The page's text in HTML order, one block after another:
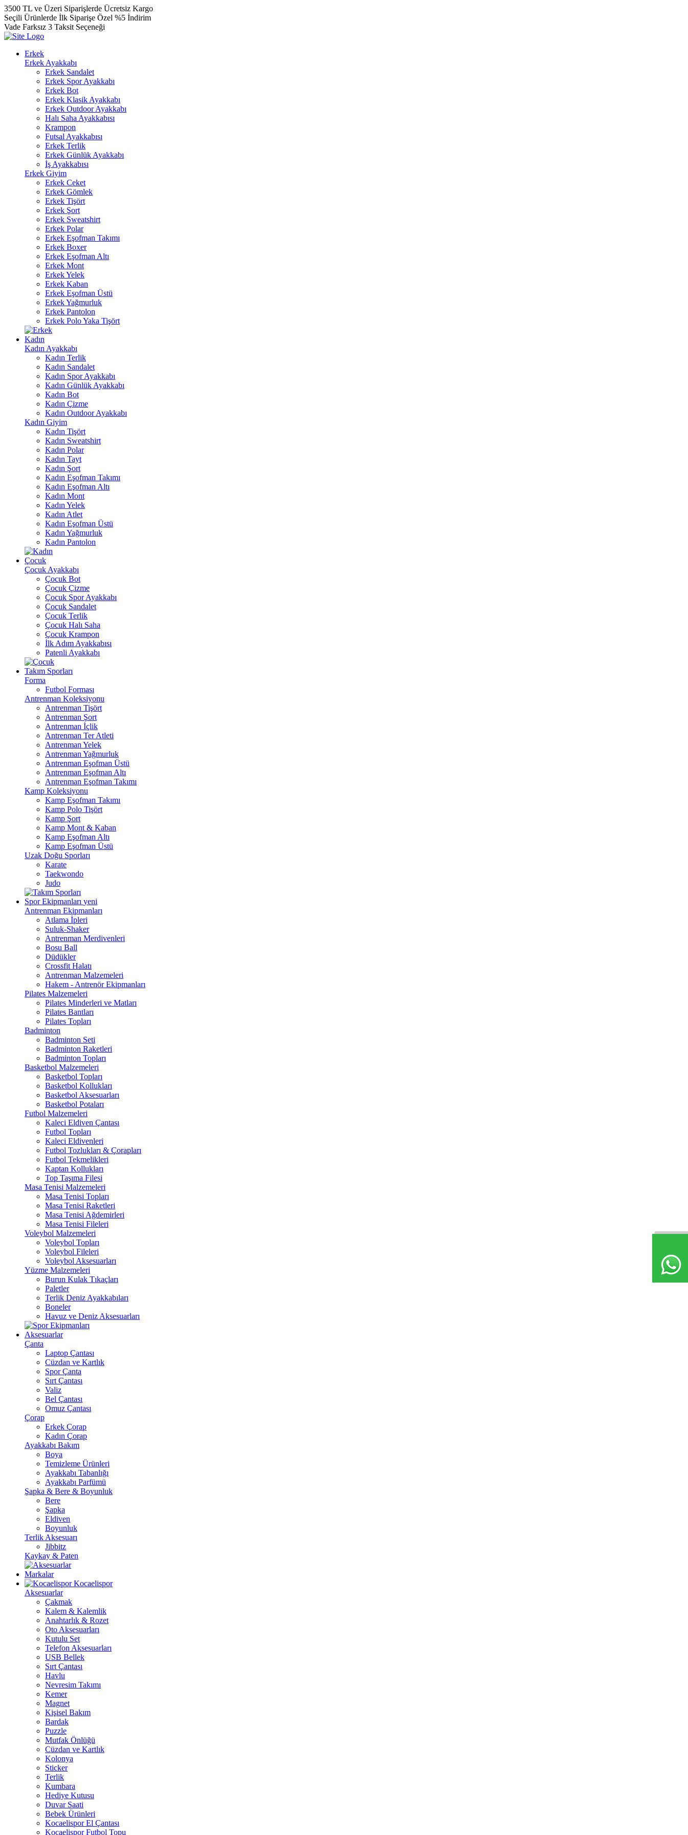
3500 TL ve Üzeri Siparişlerde Ücretsiz Kargo
Seçili Ürünlerde İlk Siparişe Özel %5 İndirim
Vade Farksız 3 Taksit Seçeneği
Erkek
Erkek Ayakkabı
Erkek Sandalet
Erkek Spor Ayakkabı
Erkek Bot
Erkek Klasik Ayakkabı
Erkek Outdoor Ayakkabı
Halı Saha Ayakkabısı
Krampon
Futsal Ayakkabısı
Erkek Terlik
Erkek Günlük Ayakkabı
İş Ayakkabısı
Erkek Giyim
Erkek Ceket
Erkek Gömlek
Erkek Tişört
Erkek Şort
Erkek Sweatshirt
Erkek Polar
Erkek Eşofman Takımı
Erkek Boxer
Erkek Eşofman Altı
Erkek Mont
Erkek Yelek
Erkek Kaban
Erkek Eşofman Üstü
Erkek Yağmurluk
Erkek Pantolon
Erkek Polo Yaka Tişört
Kadın
Kadın Ayakkabı
Kadın Terlik
Kadın Sandalet
Kadın Spor Ayakkabı
Kadın Günlük Ayakkabı
Kadın Bot
Kadın Çizme
Kadın Outdoor Ayakkabı
Kadın Giyim
Kadın Tişört
Kadın Sweatshirt
Kadın Polar
Kadın Tayt
Kadın Şort
Kadın Eşofman Takımı
Kadın Eşofman Altı
Kadın Mont
Kadın Yelek
Kadın Atlet
Kadın Eşofman Üstü
Kadın Yağmurluk
Kadın Pantolon
Çocuk
Çocuk Ayakkabı
Çocuk Bot
Çocuk Çizme
Çocuk Spor Ayakkabı
Çocuk Sandalet
Çocuk Terlik
Çocuk Halı Saha
Çocuk Krampon
İlk Adım Ayakkabısı
Patenli Ayakkabı
Takım Sporları
Forma
Futbol Forması
Antrenman Koleksiyonu
Antrenman Tişört
Antrenman Şort
Antrenman İçlik
Antrenman Ter Atleti
Antrenman Yelek
Antrenman Yağmurluk
Antrenman Eşofman Üstü
Antrenman Eşofman Altı
Antrenman Eşofman Takımı
Kamp Koleksiyonu
Kamp Eşofman Takımı
Kamp Polo Tişört
Kamp Şort
Kamp Mont & Kaban
Kamp Eşofman Altı
Kamp Eşofman Üstü
Uzak Doğu Sporları
Karate
Taekwondo
Judo
Spor Ekipmanları yeni
Antrenman Ekipmanları
Atlama İpleri
Suluk-Shaker
Antrenman Merdivenleri
Bosu Ball
Düdükler
Crossfit Halatı
Antrenman Malzemeleri
Hakem - Antrenör Ekipmanları
Pilates Malzemeleri
Pilates Minderleri ve Matları
Pilates Bantları
Pilates Topları
Badminton
Badminton Seti
Badminton Raketleri
Badminton Topları
Basketbol Malzemeleri
Basketbol Topları
Basketbol Kollukları
Basketbol Aksesuarları
Basketbol Potaları
Futbol Malzemeleri
Kaleci Eldiven Çantası
Futbol Topları
Kaleci Eldivenleri
Futbol Tozlukları & Çorapları
Futbol Tekmelikleri
Kaptan Kollukları
Top Taşıma Filesi
Masa Tenisi Malzemeleri
Masa Tenisi Topları
Masa Tenisi Raketleri
Masa Tenisi Ağdemirleri
Masa Tenisi Fileleri
Voleybol Malzemeleri
Voleybol Topları
Voleybol Fileleri
Voleybol Aksesuarları
Yüzme Malzemeleri
Burun Kulak Tıkaçları
Paletler
Terlik Deniz Ayakkabıları
Boneler
Havuz ve Deniz Aksesuarları
Aksesuarlar
Çanta
Laptop Çantası
Cüzdan ve Kartlık
Spor Çanta
Sırt Çantası
Valiz
Bel Çantası
Omuz Çantası
Çorap
Erkek Çorap
Kadın Çorap
Ayakkabı Bakım
Boya
Temizleme Ürünleri
Ayakkabı Tabanlığı
Ayakkabı Parfümü
Şapka & Bere & Boyunluk
Bere
Şapka
Eldiven
Boyunluk
Terlik Aksesuarı
Jibbitz
Kaykay & Paten
Markalar
Kocaelispor
Aksesuarlar
Çakmak
Kalem & Kalemlik
Anahtarlık & Rozet
Oto Aksesuarları
Kutulu Set
Telefon Aksesuarları
USB Bellek
Sırt Çantası
Havlu
Nevresim Takımı
Kemer
Magnet
Kişisel Bakım
Bardak
Puzzle
Mutfak Önlüğü
Cüzdan ve Kartlık
Kolonya
Sticker
Terlik
Kumbara
Hediye Kutusu
Duvar Saati
Bebek Ürünleri
Kocaelispor El Çantası
Kocaelispor Futbol Topu